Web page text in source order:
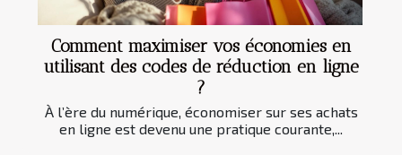
Comment maximiser vos économies en
utilisant des codes de réduction en ligne
?
À l’ère du numérique, économiser sur ses achats
en ligne est devenu une pratique courante,...